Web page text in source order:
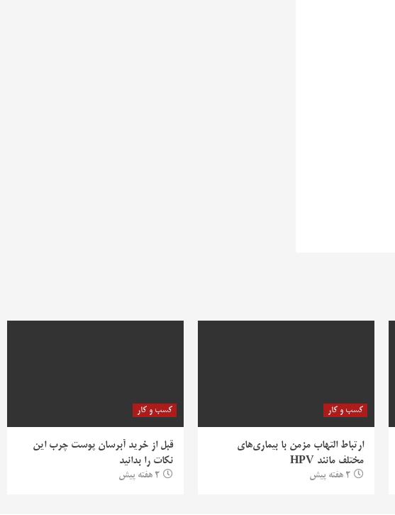
کسب و کار
ارتباط التهاب مزمن با بیماری‌های
مختلف مانند HPV
2 هفته پیش
کسب و کار
قبل از خرید آبرسان پوست چرب این
نکات را بدانید
2 هفته پیش